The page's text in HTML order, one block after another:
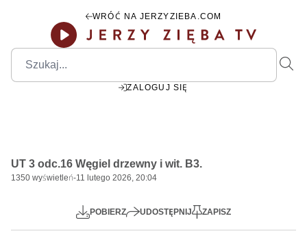
WRÓĆ NA JERZYZIEBA.COM
ZALOGUJ SIĘ
Play
UT 3 odc.16 Węgiel drzewny i wit. B3.
1350 wyświetleń-11 lutego 2026, 20:04
POBIERZ UDOSTĘPNIJ ZAPISZ